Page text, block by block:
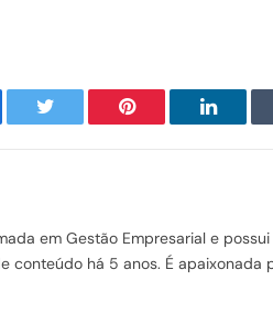
Twitter Pinterest
em Gestão Empresarial e possui
conteúdo há 5 anos. É apaixonada